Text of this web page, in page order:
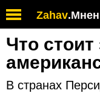
Zahav.
Что стоит
В странах